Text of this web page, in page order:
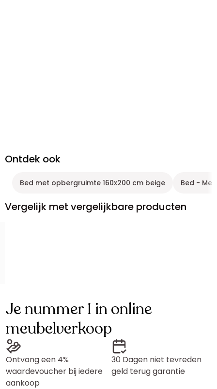
Ontdek ook
Bed met opbergruimte 160x200 cm beige Bed -
Vergelijk met vergelijkbare producten
Je nummer 1 in online
meubelverkoop
Ontvang een 4%
waardevoucher bij iedere
aankoop
30 Dagen niet tevreden
geld terug garantie